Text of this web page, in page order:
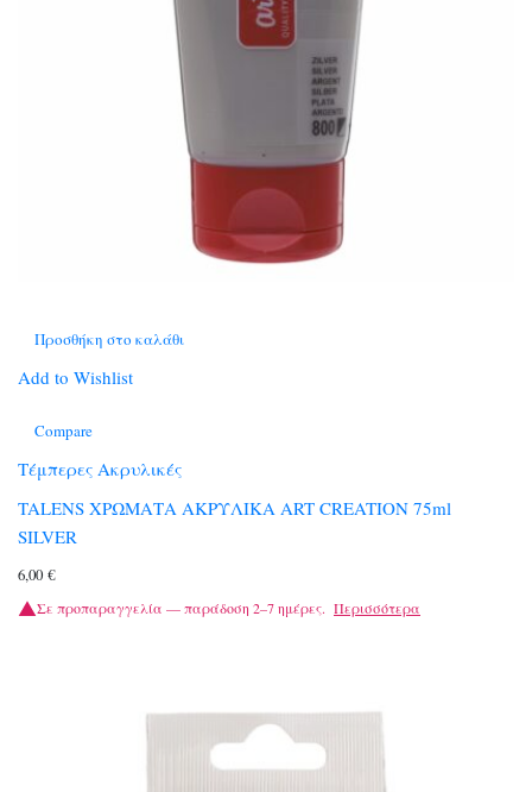
Προσθήκη στο καλάθι
Add to Wishlist
Compare
Τέμπερες Ακρυλικές
TALENS ΧΡΩΜΑΤΑ ΑΚΡΥΛΙΚΑ ART CREATION 75ml
SILVER
6,00 €
Σε προπαραγγελία — παράδοση 2–7 ημέρες. Περισσότερα